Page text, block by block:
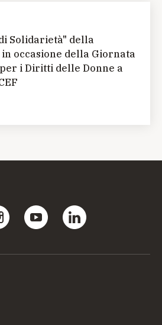
Solidarietà" della
in occasione della Giornata
i Diritti delle Donne a